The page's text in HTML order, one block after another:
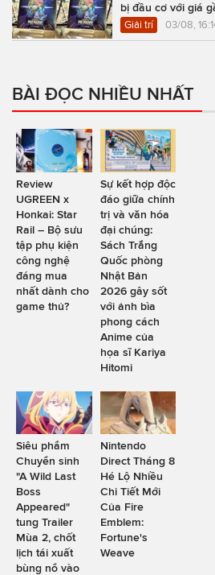
bị đầu cơ với giá
Giải trí 03/08,
BÀI ĐỌC NHIỀU NHẤT
Review
UGREEN x
Honkai: Star
Rail – Bộ sưu
tập phụ kiện
công nghệ
đáng mua
nhất dành cho
game thủ?
Sự kết hợp độc
đáo giữa chính
trị và văn hóa
đại chúng:
Sách Trắng
Quốc phòng
Nhật Bản
2026 gây sốt
với ảnh bìa
phong cách
Anime của
họa sĩ Kariya
Hitomi
Siêu phẩm
Chuyển sinh
"A Wild Last
Boss
Appeared"
tung Trailer
Mùa 2, chốt
lịch tái xuất
bùng nổ vào
Nintendo
Direct Tháng 8
Hé Lộ Nhiều
Chi Tiết Mới
Của Fire
Emblem:
Fortune's
Weave